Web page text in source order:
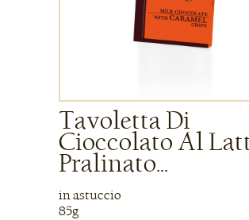
Tavoletta Di
Cioccolato Al
Pralinato...
in astuccio
85g